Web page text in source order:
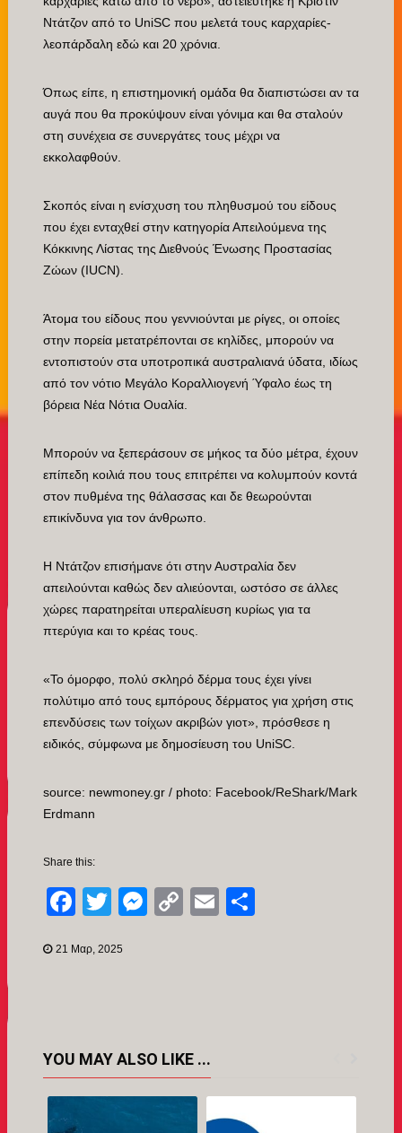
Ντάτζον από το UniSC που μελετά τους καρχαρίες-
λεοπάρδαλη εδώ και 20 χρόνια.
Όπως είπε, η επιστημονική ομάδα θα διαπιστώσει αν τα
αυγά που θα προκύψουν είναι γόνιμα και θα σταλούν
στη συνέχεια σε συνεργάτες τους μέχρι να
εκκολαφθούν.
Σκοπός είναι η ενίσχυση του πληθυσμού του είδους
που έχει ενταχθεί στην κατηγορία Απειλούμενα της
Κόκκινης Λίστας της Διεθνούς Ένωσης Προστασίας
Ζώων (IUCN).
Άτομα του είδους που γεννιούνται με ρίγες, οι οποίες
στην πορεία μετατρέπονται σε κηλίδες, μπορούν να
εντοπιστούν στα υποτροπικά αυστραλιανά ύδατα, ιδίως
από τον νότιο Μεγάλο Κοραλλιογενή Ύφαλο έως τη
βόρεια Νέα Νότια Ουαλία.
Μπορούν να ξεπεράσουν σε μήκος τα δύο μέτρα, έχουν
επίπεδη κοιλιά που τους επιτρέπει να κολυμπούν κοντά
στον πυθμένα της θάλασσας και δε θεωρούνται
επικίνδυνα για τον άνθρωπο.
Η Ντάτζον επισήμανε ότι στην Αυστραλία δεν
απειλούνται καθώς δεν αλιεύονται, ωστόσο σε άλλες
χώρες παρατηρείται υπεραλίευση κυρίως για τα
πτερύγια και το κρέας τους.
«Το όμορφο, πολύ σκληρό δέρμα τους έχει γίνει
πολύτιμο από τους εμπόρους δέρματος για χρήση στις
επενδύσεις των τοίχων ακριβών γιοτ», πρόσθεσε η
ειδικός, σύμφωνα με δημοσίευση του UniSC.
source: newmoney.gr / photo: Facebook/ReShark/Mark
Erdmann
Share this:
Facebook
TwitterMessenger
CopyEmail
21 Μαρ, 2025
YOU MAY ALSO LIKE ...